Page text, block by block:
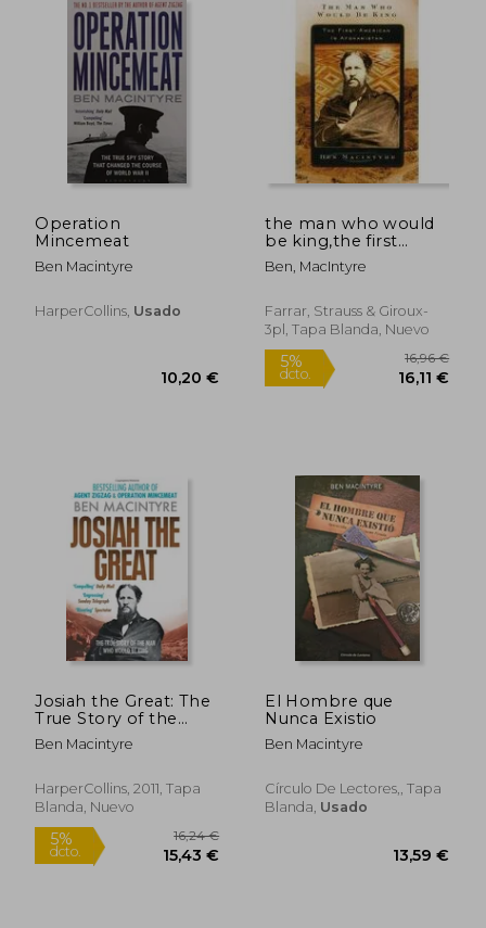
5%
dcto.
5%
dcto.
13,50 €
Operation
Mincemeat
Ben Macintyre
HarperCollins, Usado
the man who would
be king,the first
american in
afghanistan (en
Ben, MacIntyre
Farrar, Strauss & Giroux-
3pl, Tapa Blanda, Nuevo
Josiah the Great: The
True Story of the
man who Would be
King (en Inglés)
Ben Macintyre
HarperCollins, 2011, Tapa
Blanda, Nuevo
El Hombre que
Nunca Existio
Ben Macintyre
Círculo De Lectores,, Tapa
Blanda, Usado